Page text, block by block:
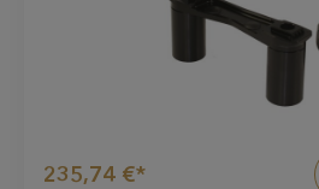
235,74 €*